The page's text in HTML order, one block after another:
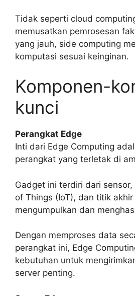
Tidak seperti cloud
memusatkan pemrosesan
yang jauh, side computing
komputasi sesuai keinginan.
Komponen-
kunci
Perangkat Edge
Inti dari Edge Computing
perangkat yang terletak di
Gadget ini terdiri dari
of Things (IoT), dan titik
mengumpulkan dan
Dengan memproses data
perangkat ini, Edge
kebutuhan untuk
server penting.